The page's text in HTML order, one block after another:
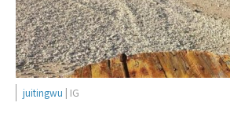
juitingwu | IG